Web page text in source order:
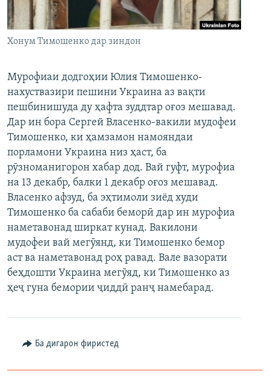
ГУЗОРИШҲОИ РАДИОӢ
Русский
Ҳамаи сомонаҳои RFE/RL
Хонум Тимошенко дар зиндон
Мурофиаи додгоҳии Юлия Тимошенко-
нахуствазири пешини Украина аз вақти
пешбинишуда ду ҳафта зуддтар оғоз мешавад.
Дар ин бора Сергей Власенко-вакили мудофеи
Тимошенко, ки ҳамзамон намояндаи
порламони Украина низ ҳаст, ба
рӯзноманигорон хабар дод. Вай гуфт, мурофиа
на 13 декабр, балки 1 декабр оғоз мешавад.
Власенко афзуд, ба эҳтимоли зиёд худи
Тимошенко ба сабаби беморӣ дар ин мурофиа
наметавонад ширкат кунад. Вакилони
мудофеи вай мегӯянд, ки Тимошенко бемор
аст ва наметавонад роҳ равад. Вале вазорати
беҳдошти Украина мегӯяд, ки Тимошенко аз
ҳеҷ гуна бемории ҷиддӣ ранҷ намебарад.
Ба дигарон фиристед